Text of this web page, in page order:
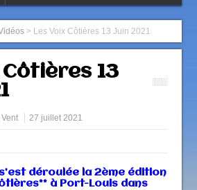
> Les Voix Côtières 13 Juin 2021
Côtières 13
27 juillet 2021
s’est déroulée la 2ème édition
à Port-Louis dans